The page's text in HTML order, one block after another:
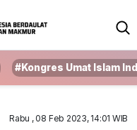
#Kongres Umat Islam
Rabu , 08 Feb 2023, 14:01 WIB